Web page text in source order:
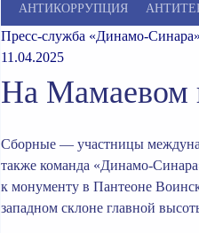
АНТИКОРРУПЦИЯ
Пресс-служба «Динамо-Синара»
11.04.2025
На Мамаевом
Сборные — участницы
также команда «Динамо-
к монументу в Пантеоне
западном склоне главной